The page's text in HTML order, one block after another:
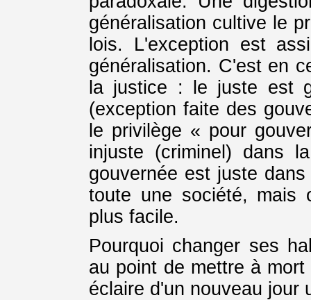
généralisation cultive le
lois. L'exception est
généralisation. C'est en
la justice : le juste est
(exception faite des
le privilège « pour
injuste (criminel) dans
gouvernée est juste
toute une société, mais
plus facile.
Pourquoi changer ses
au point de mettre à
éclaire d'un nouveau jour